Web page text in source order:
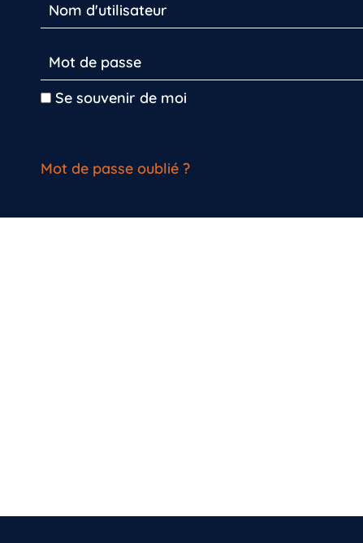
Se souvenir de moi
Mot de passe oublié ?